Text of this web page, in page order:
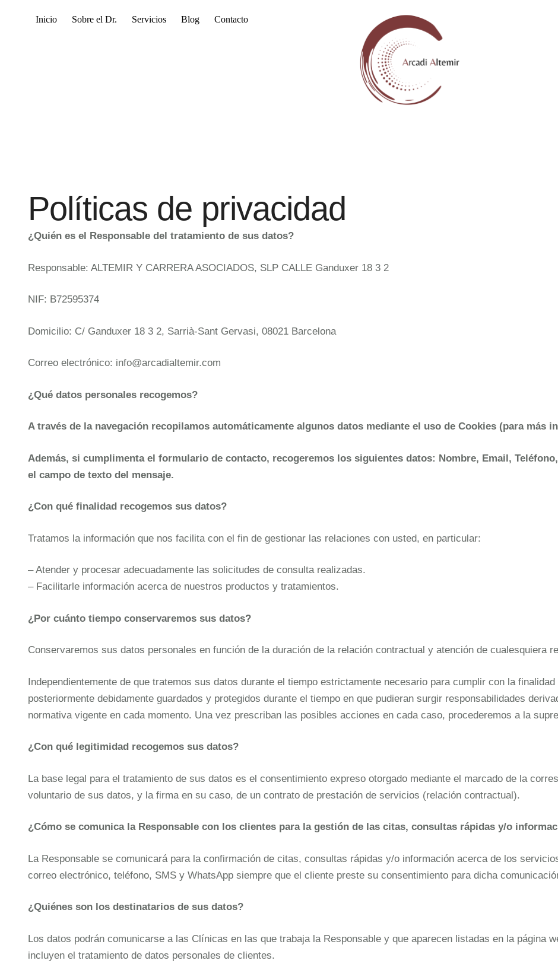
Inicio Sobre el Dr. Servicios Blog Contacto
Políticas de privacidad
¿Quién es el Responsable del tratamiento de sus datos?
Responsable: ALTEMIR Y CARRERA ASOCIADOS, SLP CALLE Ganduxer 18 3 2
NIF: B72595374
Domicilio: C/ Ganduxer 18 3 2, Sarrià-Sant Gervasi, 08021 Barcelona
Correo electrónico: info@arcadialtemir.com
¿Qué datos personales recogemos?
A través de la navegación recopilamos automáticamente algunos datos mediante el uso de Cookies (para más
Además, si cumplimenta el formulario de contacto, recogeremos los siguientes datos: Nombre, Email,
el campo de texto del mensaje.
¿Con qué finalidad recogemos sus datos?
Tratamos la información que nos facilita con el fin de gestionar las relaciones con usted, en particular:
– Atender y procesar adecuadamente las solicitudes de consulta realizadas.
– Facilitarle información acerca de nuestros productos y tratamientos.
¿Por cuánto tiempo conservaremos sus datos?
Conservaremos sus datos personales en función de la duración de la relación contractual y atención de cualesquiera
Independientemente de que tratemos sus datos durante el tiempo estrictamente necesario para cumplir con la
posteriormente debidamente guardados y protegidos durante el tiempo en que pudieran surgir responsabilidades
normativa vigente en cada momento. Una vez prescriban las posibles acciones en cada caso, procederemos a la
¿Con qué legitimidad recogemos sus datos?
La base legal para el tratamiento de sus datos es el consentimiento expreso otorgado mediante el marcado de la
voluntario de sus datos, y la firma en su caso, de un contrato de prestación de servicios (relación contractual).
¿Cómo se comunica la Responsable con los clientes para la gestión de las citas, consultas rápidas y/o
La Responsable se comunicará para la confirmación de citas, consultas rápidas y/o información acerca de los
correo electrónico, teléfono, SMS y WhatsApp siempre que el cliente preste su consentimiento para dicha
¿Quiénes son los destinatarios de sus datos?
Los datos podrán comunicarse a las Clínicas en las que trabaja la Responsable y que aparecen listadas en la página
incluyen el tratamiento de datos personales de clientes.